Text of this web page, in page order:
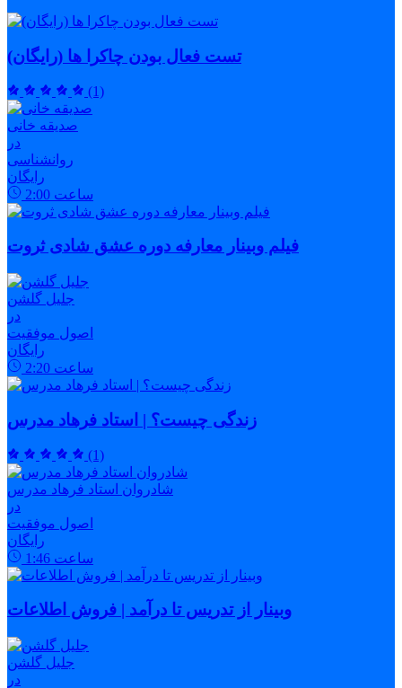
تست فعال بودن چاکرا ها (رایگان)
(1)
صدیقه خانی
در
روانشناسی
رایگان
2:00 ساعت
فیلم وبینار معارفه دوره عشق شادی ثروت
جلیل گلشن
در
اصول موفقیت
رایگان
2:20 ساعت
زندگی چیست؟ | استاد فرهاد مدرس
(1)
شادروان استاد فرهاد مدرس
در
اصول موفقیت
رایگان
1:46 ساعت
وبینار از تدریس تا درآمد | فروش اطلاعات
جلیل گلشن
در